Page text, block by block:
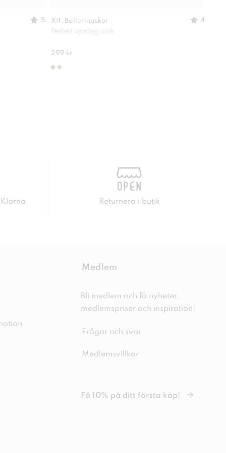
5 XIT, Ballerinaskor
4
Perfekt vardagslook
299 kr
Returnera i butik
Medlem
Bli medlem och få nyheter,
medlemspriser och inspiration!
Frågor och svar
Medlemsvillkor
Få 10% på ditt första köp!